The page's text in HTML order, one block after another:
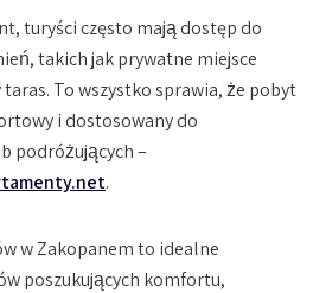
turyści często mają dostęp do
takich jak prywatne miejsce
To wszystko sprawia, że pobyt
i dostosowany do
podróżujących –
.
w Zakopanem to idealne
poszukujących komfortu,